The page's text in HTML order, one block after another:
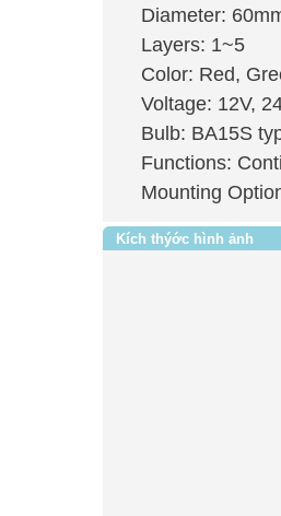
Diameter:
Layers: 1~5
Color: Red,
Voltage: 12V,
Bulb: BA15S
Functions:
Mounting
Kích thýớc hình ảnh